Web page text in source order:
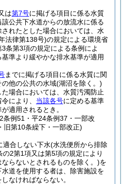
は第7号に掲げる項目に係る水質
公共下水道からの放流水に係る
れたとした場合においては、水
法律第138号)の規定による環境省
条第3項の規定による条例によ
基準より緩やかな排水基準が適用
までに掲げる項目に係る水質に関
の他の公共の水域(湖沼を除く。)
場合においては、水質汚濁防止
により、 当該各号に定める基準
適用されるとき。
条例51・平24条例37・一部改
旧第10条繰下・一部改正)
適合しない下水(水洗便所から排除
2第1項又は第5項の規定により
らないとされるものを除く。)を
道を使用する者は、除害施設を
なければならない。